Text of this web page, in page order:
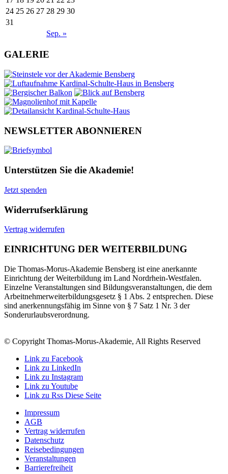
Sep. »
24 25 26 27 28 29 30
31
GALERIE
NEWSLETTER ABONNIEREN
Unterstützen Sie die Akademie!
Jetzt spenden
Widerrufserklärung
Vertrag widerrufen
EINRICHTUNG DER WEITERBILDUNG
Die Thomas-Morus-Akademie Bensberg ist eine anerkannte
Einrichtung der Weiterbildung im Land Nordrhein-Westfalen.
Einzelne Veranstaltungen sind Bildungsveranstaltungen, die dem
Arbeitnehmerweiterbildungsgesetz § 1 Abs. 2 entsprechen. Diese
sind anerkennungsfähig im Sinne von § 7 Satz 1 Nr. 3 der
Sonderurlaubsverordnung.
© Copyright Thomas-Morus-Akademie, All Rights Reserved
Link zu Facebook
Link zu LinkedIn
Link zu Instagram
Link zu Youtube
Link zu Rss Diese Seite
Impressum
AGB
Vertrag widerrufen
Datenschutz
Reisebedingungen
Veranstaltungen
Barrierefreiheit